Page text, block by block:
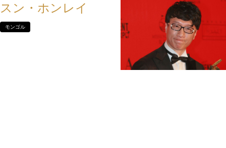
スン・ホンレイ
モンゴル